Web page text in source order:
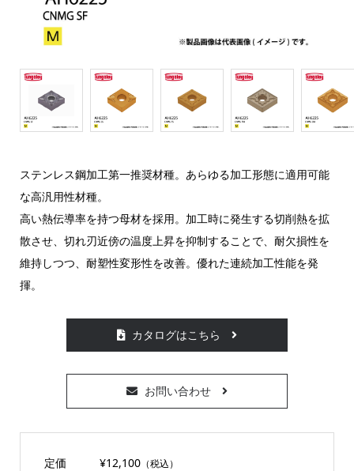
ステンレス鋼加工第一推奨材種。あらゆる加工形態に適用可能
な高汎用性材種。
高い熱伝導率を持つ母材を採用。加工時に発生する切削熱を拡
散させ、切れ刃近傍の温度上昇を抑制することで、耐欠損性を
維持しつつ、耐塑性変形性を改善。優れた連続加工性能を発
揮。
カタログはこちら
お問い合わせ
定価 ¥12,100（税込）